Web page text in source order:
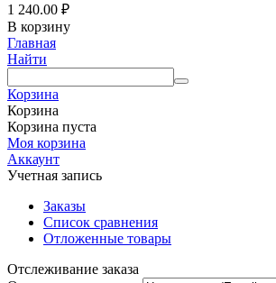
1 240.00 ₽
В корзину
Главная
Найти
Корзина
Корзина
Корзина пуста
Моя корзина
Аккаунт
Учетная запись
Заказы
Список сравнения
Отложенные товары
Отслеживание заказа